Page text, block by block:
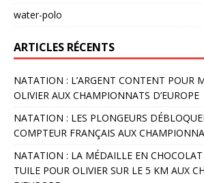
water-polo
ARTICLES RÉCENTS
NATATION : L’ARGENT CONTENT POUR
OLIVIER AUX CHAMPIONNATS D’EUROPE
NATATION : LES PLONGEURS
COMPTEUR FRANÇAIS AUX
NATATION : LA MÉDAILLE EN
TUILE POUR OLIVIER SUR LE 5 KM AUX